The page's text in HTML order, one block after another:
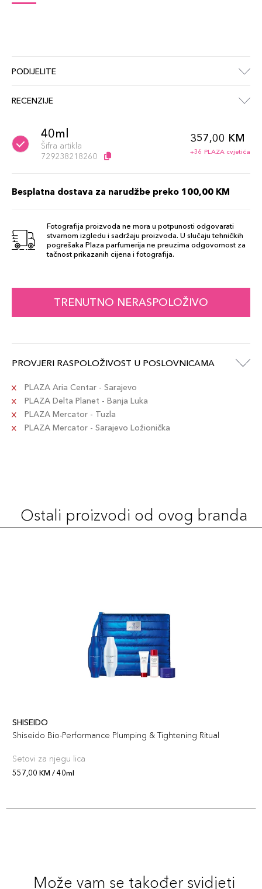
PODIJELITE
RECENZIJE
40ml
Šifra artikla
729238218260
357,00 KM
+36 PLAZA cvjetića
Besplatna dostava za narudžbe preko 100,00 KM
Fotografija proizvoda ne mora u potpunosti odgovarati
stvarnom izgledu i sadržaju proizvoda. U slučaju tehničkih
pogrešaka Plaza parfumerija ne preuzima odgovornost za
tačnost prikazanih cijena i fotografija.
TRENUTNO NERASPOLOŽIVO
PROVJERI RASPOLOŽIVOST U POSLOVNICAMA
PLAZA Aria Centar - Sarajevo
PLAZA Delta Planet - Banja Luka
PLAZA Mercator - Tuzla
PLAZA Mercator - Sarajevo Ložionička
Ostali proizvodi od ovog branda
SHISEIDO
Shiseido Bio-Performance Plumping & Tightening Ritual
Setovi za njegu lica
557,00 KM / 40ml
Može vam se također svidjeti